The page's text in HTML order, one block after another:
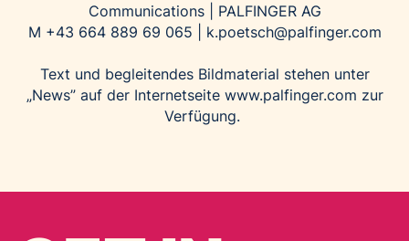
Communications | PALFINGER AG
M +43 664 889 69 065 | k.poetsch@palfinger.com
Text und begleitendes Bildmaterial stehen unter
„News” auf der Internetseite www.palfinger.com zur
Verfügung.